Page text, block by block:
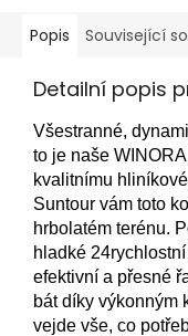
Popis Související
Detailní popis
Všestranné,
to je naše
kvalitnímu
Suntour vám toto
hrbolatém terénu.
hladké
efektivní a přesné
bát díky výkonným
vejde vše, co